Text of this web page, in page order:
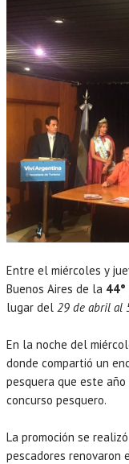
Entre el miércoles y
Buenos Aires de la
lugar del 29 de abril al
En la noche del
donde compartió un
pesquera que este
concurso pesquero.
La promoción se
pescadores renovaron